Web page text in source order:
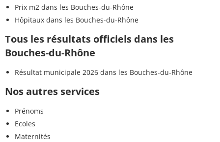
Prix m2 dans les Bouches-du-Rhône
Hôpitaux dans les Bouches-du-Rhône
Tous les résultats officiels dans les
Bouches-du-Rhône
Résultat municipale 2026 dans les Bouches-du-Rhône
Nos autres services
Prénoms
Ecoles
Maternités